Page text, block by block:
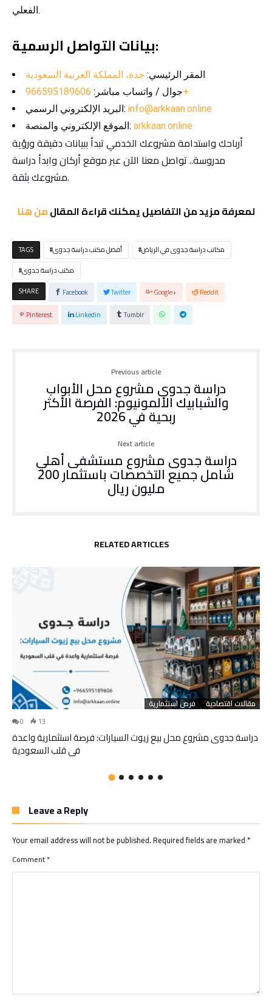
الفعلي.
بيانات التواصل الرسمية:
المقر الرئيسي: جدة، المملكة العربية السعودية.
جوال / واتساب مباشر:966595189606+
البريد الإلكتروني الرسمي: info@arkkaan.online
الموقع الإلكتروني والمنصة: arkkaan.online
أرباحك واستدامة مشروعك الخدمي تبدأ ببيانات دقيقة ورؤية
مدروسة.. تواصل معنا الآن عبر موقع أركان وابدأ دراسة
مشروعك بثقة.
لمعرفة مزيد من التفاصيل يمكنك قراءة المقالمن هنا
TAGS أفضل مكتب دراسة جدوى
مكاتب دراسة جدوى في الرياض
مكتب دراسة جدوى
SHARE
Facebook Twitter Google+
Reddit
Pinterest
Linkedin Tumblr
Previous article
دراسة جدوى مشروع محل الأبواب
والشبابيك الألمونيوم: الفرصة الأكثر
ربحية في 2026
Next article
دراسة جدوى مشروع مستشفى أهلي
شامل جميع التخصصات باستثمار 200
مليون ريال
RELATED ARTICLES
فرص استثمارية مقالات اقتصادية
0 13
دراسة جدوى مشروع محل بيع زيوت السيارات: فرصة استثمارية واعدة
في قلب السعودية
Leave a Reply
Your email address will not be published.Required fields are marked*
Comment*